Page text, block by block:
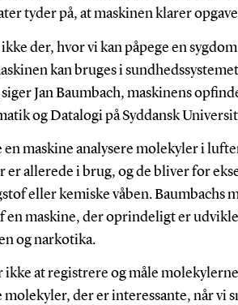
tyder på, at maskinen klarer
der, hvor vi kan påpege en
kan bruges i
Jan Baumbach, maskinens
og Datalogi på Syddansk
en maskine analysere molekyler i
er allerede i brug, og de bliver for
eller kemiske våben. Baumbachs
en maskine, der oprindeligt er
og narkotika.
at registrere og måle
der er interessante, når vi